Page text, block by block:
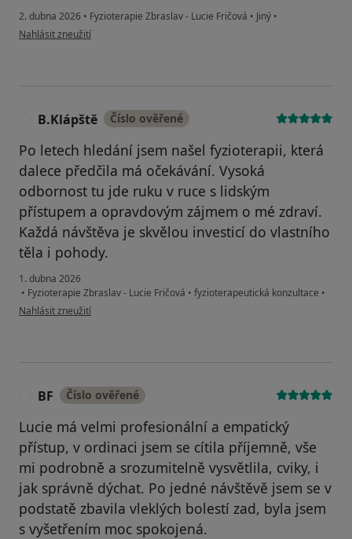
2. dubna 2026 • Fyzioterapie Zbraslav - Lucie Fričová • Jiný •
podle názoru uživatele J. B
Nahlásit zneužití
B.Klápště Číslo ověřené
Po letech hledání jsem našel fyzioterapii, která
dalece předčila má očekávání. Vysoká
odbornost tu jde ruku v ruce s lidským
přístupem a opravdovým zájmem o mé zdraví.
Každá návštěva je skvělou investicí do vlastního
těla i pohody.
1. dubna 2026
• Fyzioterapie Zbraslav - Lucie Fričová • fyzioterapeutická konzultace •
podle názoru uživatele B.Klápště
Nahlásit zneužití
BF Číslo ověřené
Lucie má velmi profesionální a empatický
přístup, v ordinaci jsem se cítila příjemně, vše
mi podrobně a srozumitelně vysvětlila, cviky, i
jak správně dýchat. Po jedné návštěvě jsem se v
podstatě zbavila vleklých bolestí zad, byla jsem
s vyšetřením moc spokojená.